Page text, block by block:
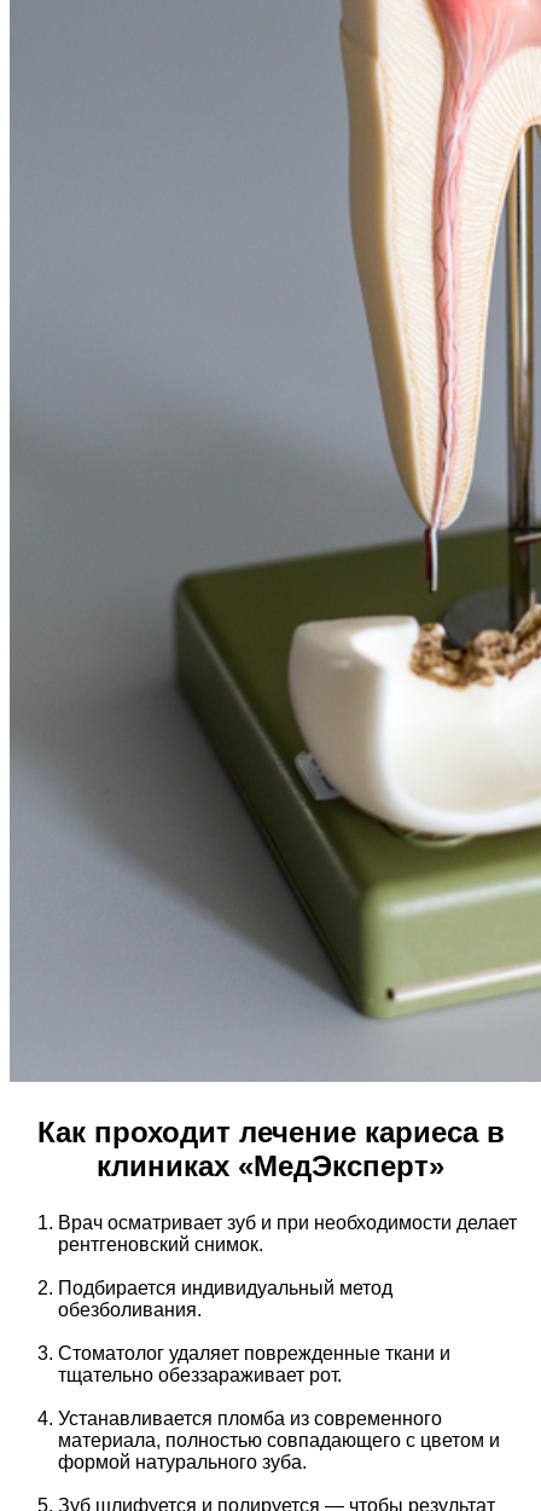
Как проходит лечение кариеса в
клиниках «МедЭксперт»
Врач осматривает зуб и при необходимости делает
рентгеновский снимок.
Подбирается индивидуальный метод
обезболивания.
Стоматолог удаляет поврежденные ткани и
тщательно обеззараживает рот.
Устанавливается пломба из современного
материала, полностью совпадающего с цветом и
формой натурального зуба.
Зуб шлифуется и полируется — чтобы результат